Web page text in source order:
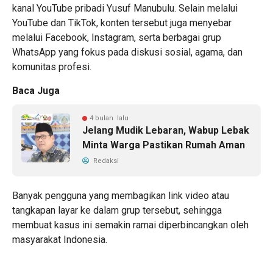
kanal YouTube pribadi Yusuf Manubulu. Selain melalui
YouTube dan TikTok, konten tersebut juga menyebar
melalui Facebook, Instagram, serta berbagai grup
WhatsApp yang fokus pada diskusi sosial, agama, dan
komunitas profesi.
Baca Juga
4 bulan lalu
Jelang Mudik Lebaran, Wabup Lebak
Minta Warga Pastikan Rumah Aman
Redaksi
Banyak pengguna yang membagikan link video atau
tangkapan layar ke dalam grup tersebut, sehingga
membuat kasus ini semakin ramai diperbincangkan oleh
masyarakat Indonesia.